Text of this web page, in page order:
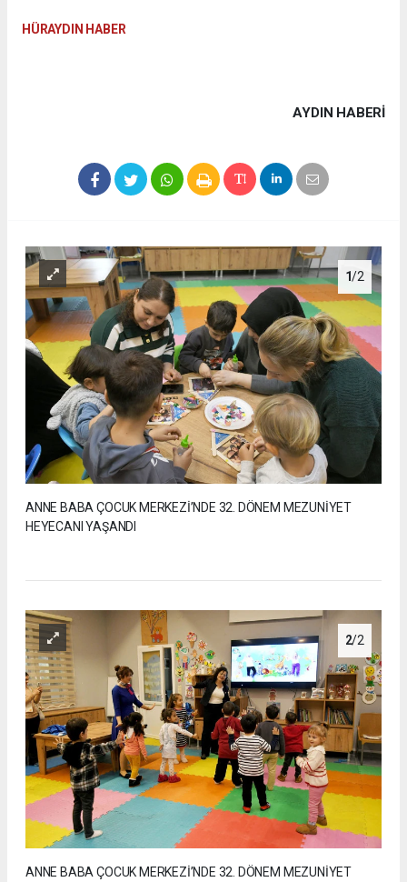
HÜRAYDIN HABER
AYDIN HABERİ
1/2
ANNE BABA ÇOCUK MERKEZİ’NDE 32. DÖNEM MEZUNİYET
HEYECANI YAŞANDI
2/2
ANNE BABA ÇOCUK MERKEZİ’NDE 32. DÖNEM MEZUNİYET